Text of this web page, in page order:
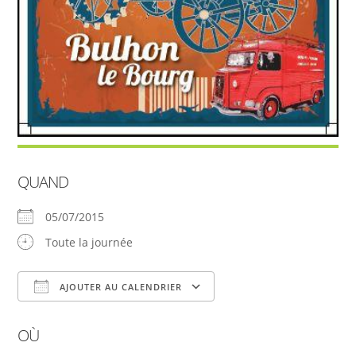
QUAND
05/07/2015
Toute la journée
AJOUTER AU CALENDRIER
OÙ